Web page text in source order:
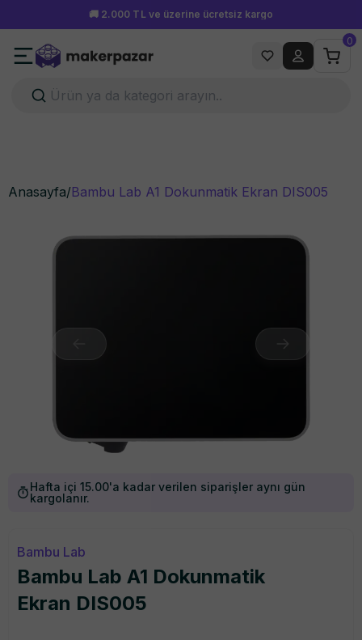
🚚 2.000 TL ve üzerine ücretsiz kargo
0
Anasayfa/Bambu Lab A1 Dokunmatik Ekran DIS005
Hafta içi 15.00'a kadar verilen siparişler aynı gün
kargolanır.
Bambu Lab
Bambu Lab A1 Dokunmatik
Ekran DIS005